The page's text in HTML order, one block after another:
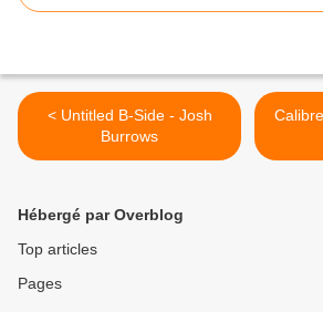
< Untitled B-Side - Josh
Burrows
Hébergé par Overblog
Top articles
Pages